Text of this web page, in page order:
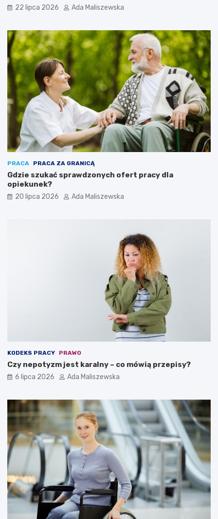
22 lipca 2026 Ada Maliszewska
PRACA PRACA ZA GRANICĄ
Gdzie szukać sprawdzonych ofert pracy dla
opiekunek?
20 lipca 2026 Ada Maliszewska
KODEKS PRACY PRAWO
Czy nepotyzm jest karalny – co mówią przepisy?
6 lipca 2026 Ada Maliszewska